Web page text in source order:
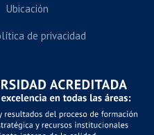
Ubicación
de privacidad